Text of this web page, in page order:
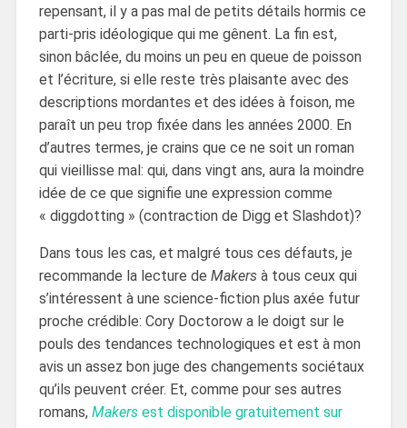
repensant, il y a pas mal de petits détails hormis ce
parti-pris idéologique qui me gênent. La fin est,
sinon bâclée, du moins un peu en queue de poisson
et l’écriture, si elle reste très plaisante avec des
descriptions mordantes et des idées à foison, me
paraît un peu trop fixée dans les années 2000. En
d’autres termes, je crains que ce ne soit un roman
qui vieillisse mal: qui, dans vingt ans, aura la moindre
idée de ce que signifie une expression comme
« diggdotting » (contraction de Digg et Slashdot)?
Dans tous les cas, et malgré tous ces défauts, je
recommande la lecture de Makersà tous ceux qui
s’intéressent à une science-fiction plus axée futur
proche crédible: Cory Doctorow a le doigt sur le
pouls des tendances technologiques et est à mon
avis un assez bon juge des changements sociétaux
qu’ils peuvent créer. Et, comme pour ses autres
romans, Makersest disponible gratuitement sur